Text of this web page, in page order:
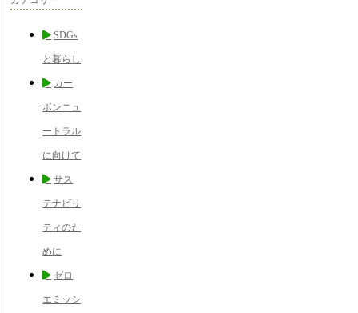
SDGs
と暮らし
カー
ボンニュ
ートラル
に向けて
サス
テナビリ
ティのた
めに
ゼロ
エミッシ